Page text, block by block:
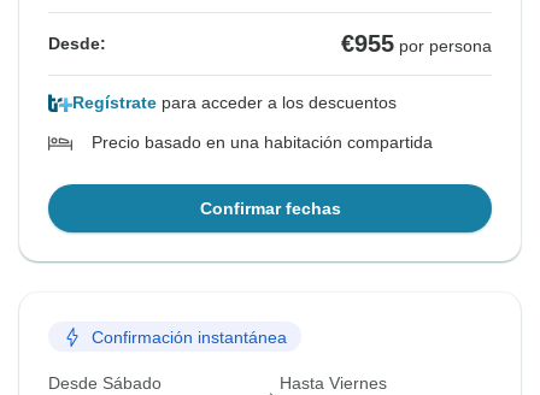
Desde: €955 por persona
Regístrate para acceder a los descuentos
Precio basado en una habitación compartida
Confirmar fechas
Confirmación instantánea
Desde Sábado Hasta Viernes